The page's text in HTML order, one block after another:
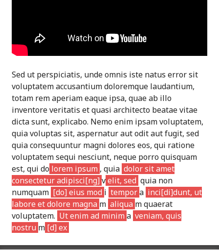
Sed ut perspiciatis, unde omnis iste natus error sit
voluptatem accusantium doloremque laudantium,
totam rem aperiam eaque ipsa, quae ab illo
inventore veritatis et quasi architecto beatae vitae
dicta sunt, explicabo. Nemo enim ipsam voluptatem,
quia voluptas sit, aspernatur aut odit aut fugit, sed
quia consequuntur magni dolores eos, qui ratione
voluptatem sequi nesciunt, neque porro quisquam
est, qui do lorem ipsum , quia dolor sit amet
consectetur adipisci[ng]velit, sed quia non
numquam [do] eius mod i tempora inci[di]dunt, ut
labore et dolore magna m aliqua m quaerat
voluptatem. Ut enim ad minim a veniam, quis
nostru m [d] ex